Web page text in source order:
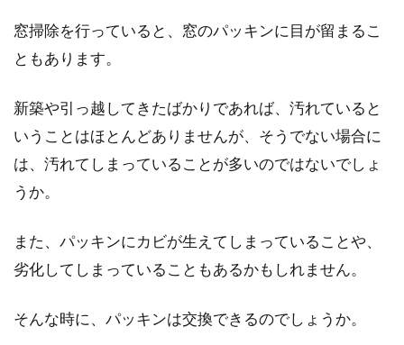
窓掃除を行っていると、窓のパッキンに目が留まるこ
ともあります。
新築や引っ越してきたばかりであれば、汚れていると
いうことはほとんどありませんが、そうでない場合に
は、汚れてしまっていることが多いのではないでしょ
うか。
また、パッキンにカビが生えてしまっていることや、
劣化してしまっていることもあるかもしれません。
そんな時に、パッキンは交換できるのでしょうか。